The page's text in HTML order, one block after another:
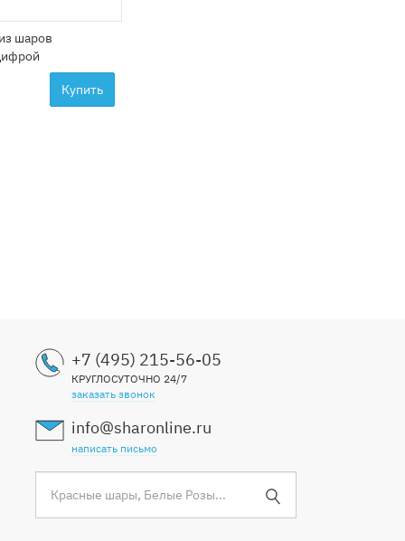
шаров
Купить
+7 (495) 215-56-05
КРУГЛОСУТОЧНО 24/7
заказать звонок
info@sharonline.ru
написать письмо